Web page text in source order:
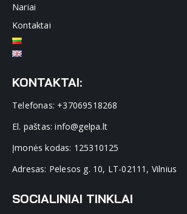
Nariai
Kontaktai
KONTAKTAI:
Telefonas: +37069518268
El. paštas: info@gelpa.lt
Įmonės kodas: 125310125
Adresas: Pelesos g. 10, LT-02111, Vilnius
SOCIALINIAI TINKLAI